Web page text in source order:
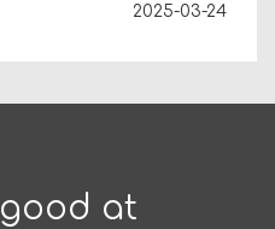
2025-03-24
at